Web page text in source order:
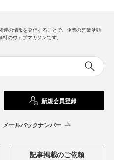
連の情報を発信することで、企業の営業活動
料のウェブマガジンです。
新規会員登録
メールバックナンバー
記事掲載のご依頼